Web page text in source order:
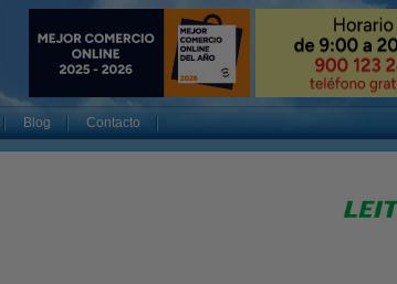
Blog Contacto